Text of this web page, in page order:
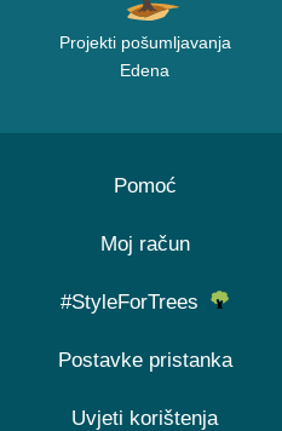
Projekti pošumljavanja
Edena
Pomoć
Moj račun
#StyleForTrees
Postavke pristanka
Uvjeti korištenja